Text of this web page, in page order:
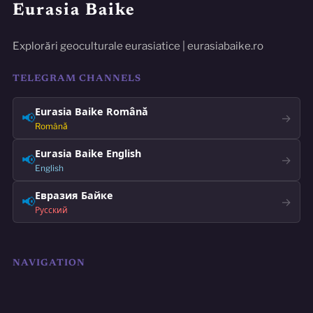
Eurasia Baike
Explorări geoculturale eurasiatice | eurasiabaike.ro
TELEGRAM CHANNELS
📢Eurasia Baike Română
Română
→
📢Eurasia Baike English
English
→
📢Евразия Байке
Русский
→
NAVIGATION